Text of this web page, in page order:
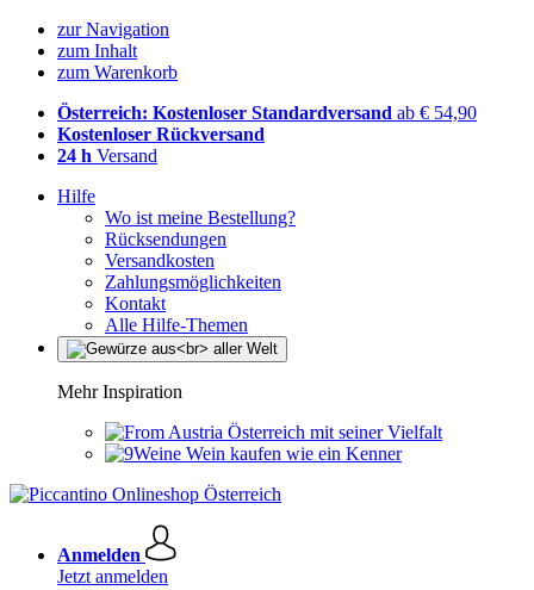
zur Navigation
zum Inhalt
zum Warenkorb
Österreich: Kostenloser Standardversand ab € 54,90
Kostenloser Rückversand
24 h Versand
Hilfe
Wo ist meine Bestellung?
Rücksendungen
Versandkosten
Zahlungsmöglichkeiten
Kontakt
Alle Hilfe-Themen
Mehr Inspiration
Österreich mit seiner Vielfalt
Wein kaufen wie ein Kenner
Anmelden
Jetzt anmelden